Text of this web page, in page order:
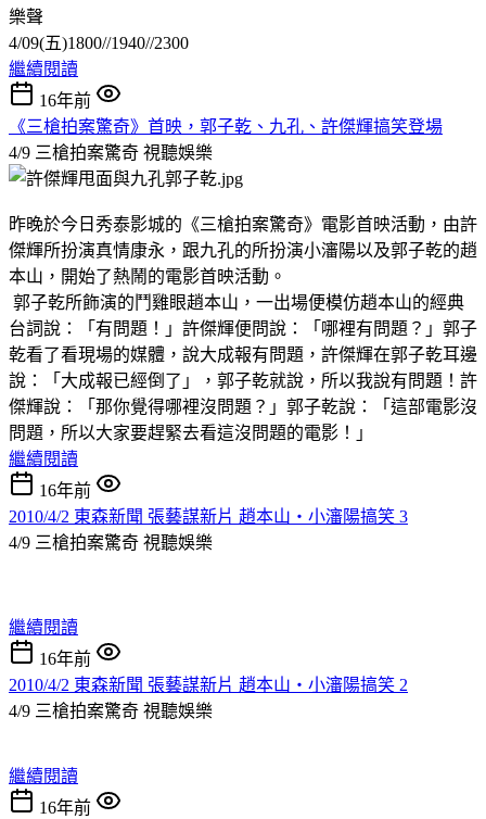
樂聲
4/09(五)1800//1940//2300
繼續閱讀
16年前
《三槍拍案驚奇》首映，郭子乾、九孔、許傑輝搞笑登場
4/9 三槍拍案驚奇 視聽娛樂
昨晚於今日秀泰影城的《三槍拍案驚奇》電影首映活動，由許
傑輝所扮演真情康永，跟九孔的所扮演小瀋陽以及郭子乾的趙
本山，開始了熱鬧的電影首映活動。
郭子乾所飾演的鬥雞眼趙本山，一出場便模仿趙本山的經典
台詞說：「有問題！」許傑輝便問說：「哪裡有問題？」郭子
乾看了看現場的媒體，說大成報有問題，許傑輝在郭子乾耳邊
說：「大成報已經倒了」，郭子乾就說，所以我說有問題！許
傑輝說：「那你覺得哪裡沒問題？」郭子乾說：「這部電影沒
問題，所以大家要趕緊去看這沒問題的電影！」
繼續閱讀
16年前
2010/4/2 東森新聞 張藝謀新片 趙本山‧小瀋陽搞笑 3
4/9 三槍拍案驚奇 視聽娛樂
繼續閱讀
16年前
2010/4/2 東森新聞 張藝謀新片 趙本山‧小瀋陽搞笑 2
4/9 三槍拍案驚奇 視聽娛樂
繼續閱讀
16年前